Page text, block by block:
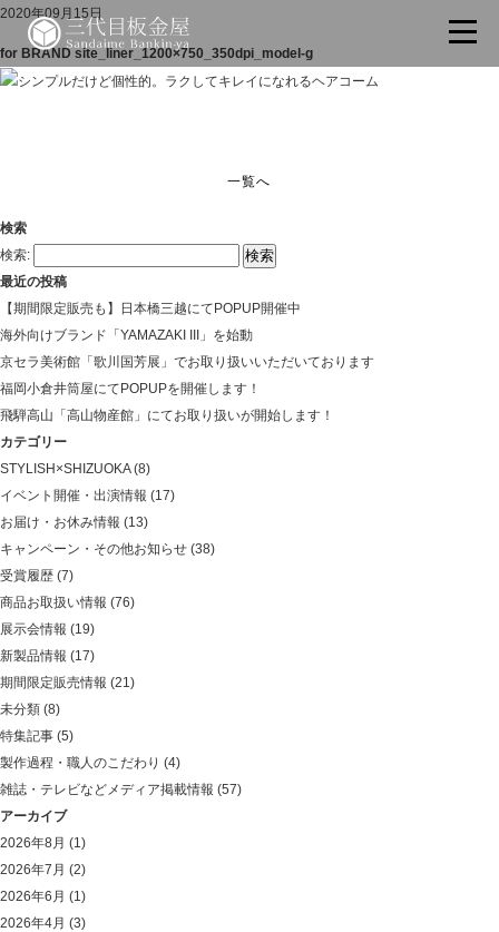
2020年09月15日
for BRAND site_liner_1200×750_350dpi_model-g
一覧へ
検索
検索:
最近の投稿
【期間限定販売も】日本橋三越にてPOPUP開催中
海外向けブランド「YAMAZAKI III」を始動
京セラ美術館「歌川国芳展」でお取り扱いいただいております
福岡小倉井筒屋にてPOPUPを開催します！
飛騨高山「高山物産館」にてお取り扱いが開始します！
カテゴリー
STYLISH×SHIZUOKA(8)
イベント開催・出演情報 (17)
お届け・お休み情報 (13)
キャンペーン・その他お知らせ (38)
受賞履歴 (7)
商品お取扱い情報 (76)
展示会情報 (19)
新製品情報 (17)
期間限定販売情報 (21)
未分類 (8)
特集記事 (5)
製作過程・職人のこだわり (4)
雑誌・テレビなどメディア掲載情報 (57)
アーカイブ
2026年8月 (1)
2026年7月 (2)
2026年6月 (1)
2026年4月 (3)